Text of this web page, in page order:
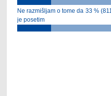
33 %
Ne razmišljam o tome da
je posetim